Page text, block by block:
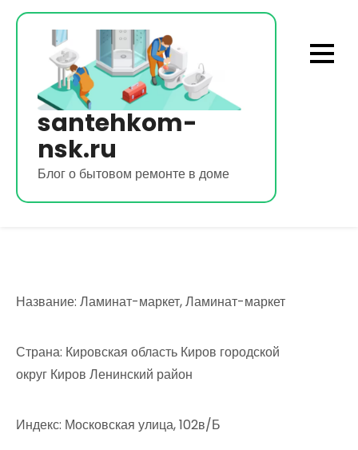
Перейти
содержимому
santehkom-
nsk.ru
Блог о бытовом ремонте в доме
Название: Ламинат-маркет, Ламинат-маркет
Страна: Кировская область Киров городской
округ Киров Ленинский район
Индекс: Московская улица, 102в/Б